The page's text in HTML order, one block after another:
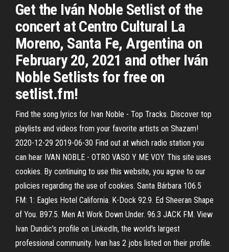
Get the Iván Noble Setlist of the
concert at Centro Cultural La
Moreno, Santa Fe, Argentina on
February 20, 2021 and other Iván
Noble Setlists for free on
setlist.fm!
Find the song lyrics for Ivan Noble - Top Tracks. Discover top
playlists and videos from your favorite artists on Shazam!
2020-12-29 2019-06-30 Find out at which radio station you
can hear IVAN NOBLE - OTRO VASO Y ME VOY. This site uses
cookies. By continuing to use this website, you agree to our
policies regarding the use of cookies. Santa Bárbara 106.5
FM: 1: Eagles Hotel California. K-Dock 92.9. Ed Sheeran Shape
of You. B97.5. Men At Work Down Under. 96.3 JACK FM. View
Ivan Dundic’s profile on LinkedIn, the world's largest
professional community. Ivan has 2 jobs listed on their profile.